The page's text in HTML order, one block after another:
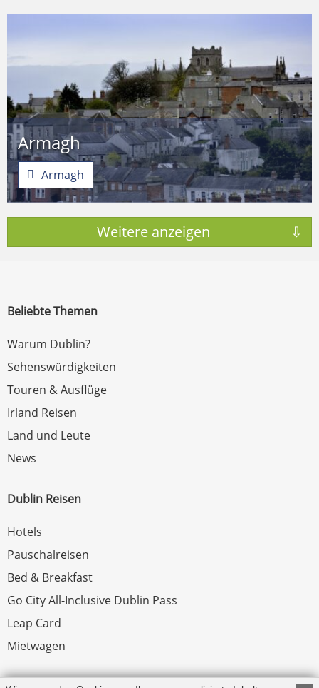
Armagh
Armagh
Beliebte Themen
Warum Dublin?
Sehenswürdigkeiten
Touren & Ausflüge
Irland Reisen
Land und Leute
News
Dublin Reisen
Hotels
Pauschalreisen
Bed & Breakfast
Go City All-Inclusive Dublin Pass
Leap Card
Mietwagen